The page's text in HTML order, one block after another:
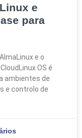
e
para
e o
OS é
ambientes de
e controlo de